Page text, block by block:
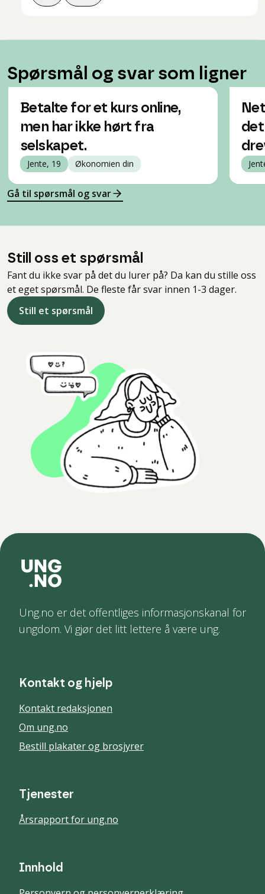
Spørsmål og svar som ligner
Betalte for et kurs online,
men har ikke hørt fra
selskapet.
Jente, 19 Økonomien din
Gå til spørsmål og svar
Still oss et spørsmål
Fant du ikke svar på det du lurer på? Da kan du stille oss
et eget spørsmål. De fleste får svar innen 1-3 dager.
Still et spørsmål
Ung.no er det offentliges informasjonskanal for
ungdom. Vi gjør det litt lettere å være ung.
Kontakt og hjelp
Kontakt redaksjonen
Om ung.no
Bestill plakater og brosjyrer
Tjenester
Årsrapport for ung.no
Innhold